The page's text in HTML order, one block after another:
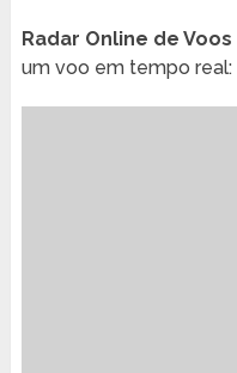
Radar Online de Voos
um voo em tempo real: